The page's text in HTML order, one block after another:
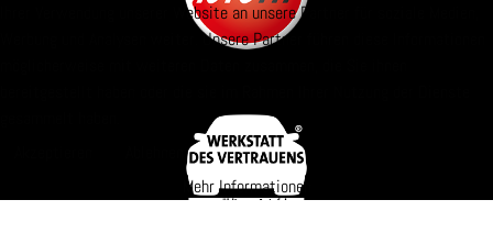
Ihrer Verwendung unserer Website an unsere Partner für soziale Medien,
Werbung und Analysen weiter. Unsere Partner führen diese Informationen
Mehr Informationen